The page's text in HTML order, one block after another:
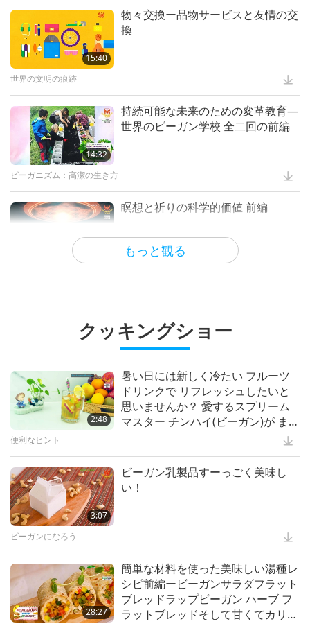
15:04
Dr. Albert Einstein (vegetarian):
Nobel Laureate and Scientist
成功者たち
17:28
His Excellency George
Washington: Father of His
成功者たち
Noah (vegetarian): Venerated
Messenger of God, Part 1 of 2
誕
霊性を高める文学
もっと観る
1:46
スプリームマスター チンハイ:デザイン＆芸術
14:41
植物性食品の先駆者たち：愛家康養
と莱明富 全三回の一回
ビーガニズム：高潔の生き方
グッドラブ(ビーガン)の物語マスタ
ーの勇敢な守護者及び忠実な友人
全５回の１
9:50
スプリームマスターチンハイの講義
2:14
ステラ・スティーブンスが紹介する
「バード・イン・マイ・ライフ」と
「ドッグ・イン・マイ・ライフ」
動物
1:24
楽園への架け橋
スプリームマスター チンハイ:デザイン＆芸術
1:34
は最愛のスプリームマスターチンハ
イからのアドバイスを紹介します：
周りのすべてのものの美しさと喜び
を見て
20:27
フライインニュース
6:41
と肉食について釈迦の首楞厳経から
の抜粋を読む
ビーガンになろう
8:51
・・・各宗教において
宗教における動物への思いやり全3
・・・各宗教において
14:31
平和なベジの食事法ー全ての開悟し
たマスターたちに共通する筋道全4
回の１回
智慧の言葉
27:30
開悟したマスターは全ての宗教を超
越する全3回の１回
スプリームマスターチンハイの講義
15:18
預言者ムハンマド(彼に平安あれ)と
愛する動物の民
動物の世界：私達の仲間
ビーガンになろう
メタンと二酸化炭素数字をよく見る
気候変動
22:27
コロナは誰にでも重大な 結果をも
フライインニュース
の最後のチャンス 全二回の前編
1:44
最も汚染する産業として評価します
重要なメッセージ
45:20
スプリームマスターチンハイ の世
界ビーガン 世界平和 のための嘆願
スプリームマスター チンハイの言葉
13:00
Extreme Heatwaves, Part 1 of 2
プラネットアース：愛のわが家
他者を助けることは自分を助けるこ
もっと観る
15:40
物々交換ー品物サービスと友情の交
換
世界の文明の痕跡
14:32
持続可能な未来のための変革教育―
世界のビーガン学校 全二回の前編
ビーガニズム：高潔の生き方
瞑想と祈りの科学的価値 前編
Earthquakes
ショー
ＵＦＯと地球外生命体：地球の存続
を助ける 全二回の前編
科学と霊性
平常心を保つ：ストレスを解消する
ヘルシーライフ
ビーガンになって高ＩＱクラブに参
加しよう（もう一つの生き方）
クッキングショー
2:48
暑い日には新しく冷たい フルーツ
ドリンクで リフレッシュしたいと
思いませんか？ 愛するスプリーム
マスター チンハイ(ビーガン)が ま
便利なヒント
3:07
ビーガン乳製品すーっごく美味し
い！
ビーガンになろう
28:27
簡単な材料を使った美味しい湯種レ
シピ前編ービーガンサラダフラット
ブレッドラップビーガン ハーブ フ
ラットブレッドそして甘くてカリカ